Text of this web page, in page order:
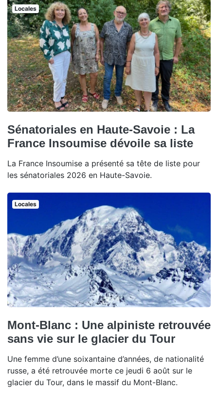
Locales
Sénatoriales en Haute-Savoie : La
France Insoumise dévoile sa liste
La France Insoumise a présenté sa tête de liste pour
les sénatoriales 2026 en Haute-Savoie.
Locales
Mont-Blanc : Une alpiniste retrouvée
sans vie sur le glacier du Tour
Une femme d’une soixantaine d’années, de nationalité
russe, a été retrouvée morte ce jeudi 6 août sur le
glacier du Tour, dans le massif du Mont-Blanc.